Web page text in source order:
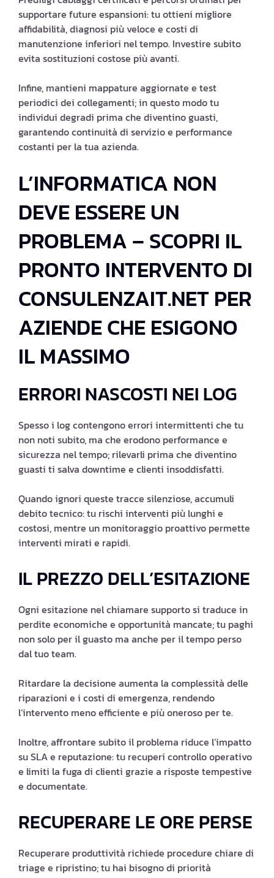
supportare future espansioni: tu ottieni migliore
affidabilità, diagnosi più veloce e costi di
manutenzione inferiori nel tempo. Investire subito
evita sostituzioni costose più avanti.
Infine, mantieni mappature aggiornate e test
periodici dei collegamenti; in questo modo tu
individui degradi prima che diventino guasti,
garantendo continuità di servizio e performance
costanti per la tua azienda.
L’INFORMATICA NON
DEVE ESSERE UN
PROBLEMA – SCOPRI IL
PRONTO INTERVENTO DI
CONSULENZAIT.NET PER
AZIENDE CHE ESIGONO
IL MASSIMO
ERRORI NASCOSTI NEI LOG
Spesso i log contengono errori intermittenti che tu
non noti subito, ma che erodono performance e
sicurezza nel tempo; rilevarli prima che diventino
guasti ti salva downtime e clienti insoddisfatti.
Quando ignori queste tracce silenziose, accumuli
debito tecnico: tu rischi interventi più lunghi e
costosi, mentre un monitoraggio proattivo permette
interventi mirati e rapidi.
IL PREZZO DELL’ESITAZIONE
Ogni esitazione nel chiamare supporto si traduce in
perdite economiche e opportunità mancate; tu paghi
non solo per il guasto ma anche per il tempo perso
dal tuo team.
Ritardare la decisione aumenta la complessità delle
riparazioni e i costi di emergenza, rendendo
l’intervento meno efficiente e più oneroso per te.
Inoltre, affrontare subito il problema riduce l’impatto
su SLA e reputazione: tu recuperi controllo operativo
e limiti la fuga di clienti grazie a risposte tempestive
e documentate.
RECUPERARE LE ORE PERSE
Recuperare produttività richiede procedure chiare di
triage e ripristino; tu hai bisogno di priorità